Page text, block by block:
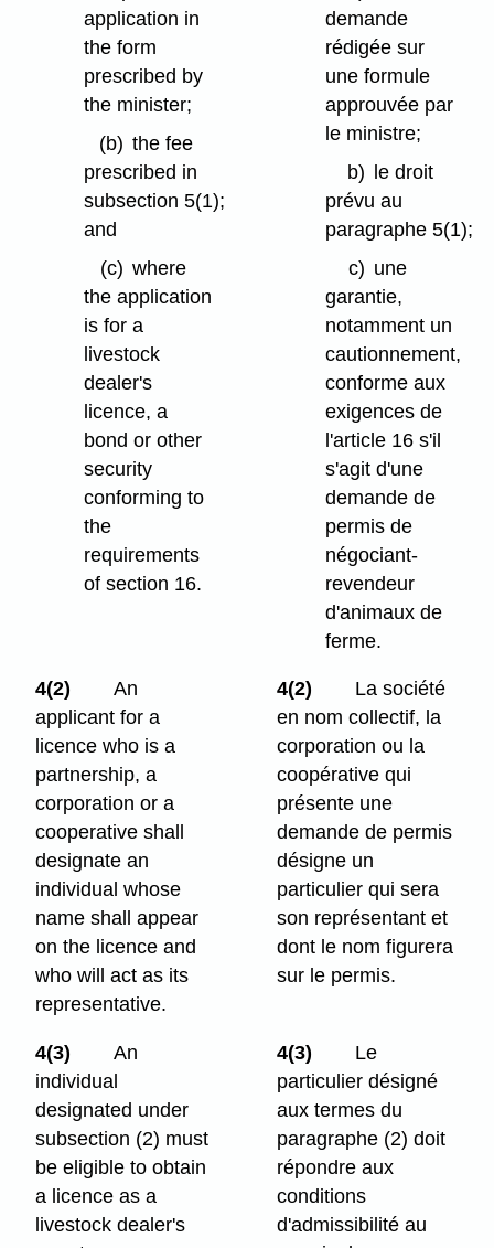
application in
the form
prescribed by
the minister;
(b) the fee
prescribed in
subsection 5(1);
and
(c) where
the application
is for a
livestock
dealer's
licence, a
bond or other
security
conforming to
the
requirements
of section 16.
demande
rédigée sur
une formule
approuvée par
le ministre;
b) le droit
prévu au
paragraphe 5(1);
c) une
garantie,
notamment un
cautionnement,
conforme aux
exigences de
l'article 16 s'il
s'agit d'une
demande de
permis de
négociant-
revendeur
d'animaux de
ferme.
4(2)
An
applicant for a
licence who is a
partnership, a
corporation or a
cooperative shall
designate an
individual whose
name shall appear
on the licence and
who will act as its
representative.
4(2)
La société
en nom collectif, la
corporation ou la
coopérative qui
présente une
demande de permis
désigne un
particulier qui sera
son représentant et
dont le nom figurera
sur le permis.
4(3)
An
individual
designated under
subsection (2) must
be eligible to obtain
a licence as a
livestock dealer's
4(3)
Le
particulier désigné
aux termes du
paragraphe (2) doit
répondre aux
conditions
d'admissibilité au